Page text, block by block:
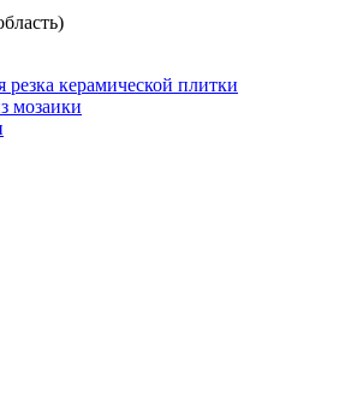
резка керамической плитки
мозаики